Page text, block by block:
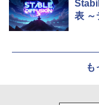
表 ～
も